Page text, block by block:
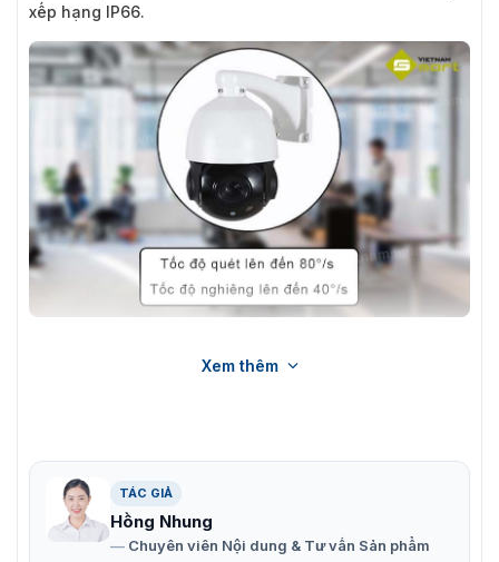
xếp hạng IP66.
Thiết bị camera ZKTeco PS-52B10F/18F
theo tiêu chuẩn quốc tế có khả năng làm việc hiệu quả.
Với khả năng chống thấm nước, bụi bẩn thích hợp sử
dụng ở nhiều điều kiện môi trường. Cùng nhiều tính
Xem thêm
TÁC GIẢ
Hồng Nhung
Chuyên viên Nội dung & Tư vấn Sản phẩm